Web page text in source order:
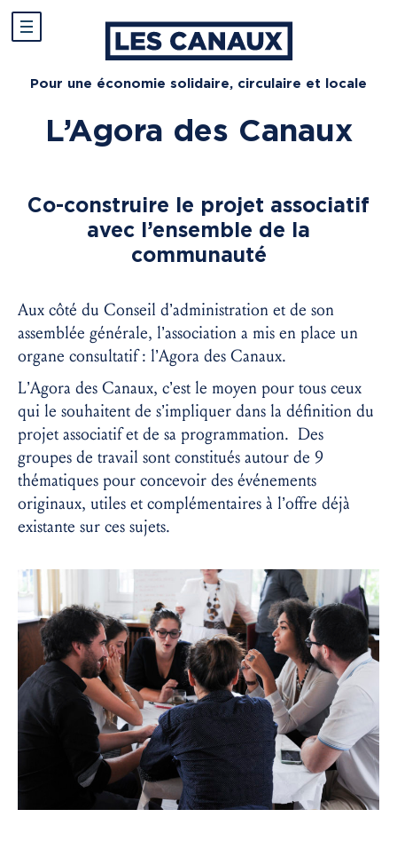
Pour une économie solidaire, circulaire et locale
L’Agora des Canaux
Co-construire le projet associatif
avec l’ensemble de la
communauté
Aux côté du Conseil d’administration et de son
assemblée générale, l’association a mis en place un
organe consultatif : l’Agora des Canaux.
L’Agora des Canaux, c’est le moyen pour tous ceux
qui le souhaitent de s’impliquer dans la définition du
projet associatif et de sa programmation. Des
groupes de travail sont constitués autour de 9
thématiques pour concevoir des événements
originaux, utiles et complémentaires à l’offre déjà
existante sur ces sujets.